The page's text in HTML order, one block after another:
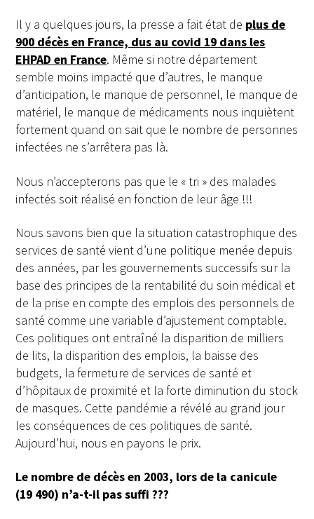
Il y a quelques jours, la presse a fait état de plus de
900 décès en France, dus au covid 19 dans les
EHPAD en France. Même si notre département
semble moins impacté que d’autres, le manque
d’anticipation, le manque de personnel, le manque de
matériel, le manque de médicaments nous inquiètent
fortement quand on sait que le nombre de personnes
infectées ne s’arrêtera pas là.
Nous n’accepterons pas que le « tri » des malades
infectés soit réalisé en fonction de leur âge !!!
Nous savons bien que la situation catastrophique des
services de santé vient d’une politique menée depuis
des années, par les gouvernements successifs sur la
base des principes de la rentabilité du soin médical et
de la prise en compte des emplois des personnels de
santé comme une variable d’ajustement comptable.
Ces politiques ont entraîné la disparition de milliers
de lits, la disparition des emplois, la baisse des
budgets, la fermeture de services de santé et
d’hôpitaux de proximité et la forte diminution du stock
de masques. Cette pandémie a révélé au grand jour
les conséquences de ces politiques de santé.
Aujourd’hui, nous en payons le prix.
Le nombre de décès en 2003, lors de la canicule
(19 490) n’a-t-il pas suffi ???